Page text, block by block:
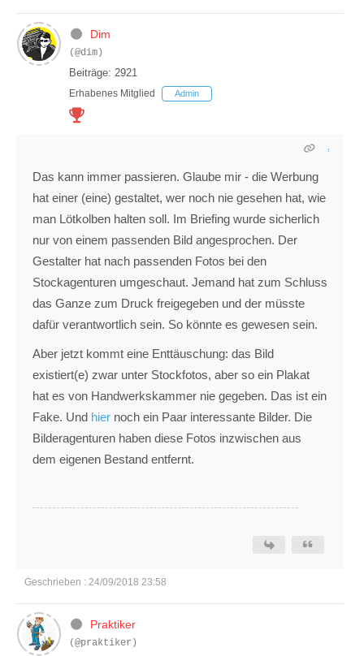
Dim
(@dim)
Beiträge: 2921
Erhabenes Mitglied Admin
Das kann immer passieren. Glaube mir - die Werbung
hat einer (eine) gestaltet, wer noch nie gesehen hat, wie
man Lötkolben halten soll. Im Briefing wurde sicherlich
nur von einem passenden Bild angesprochen. Der
Gestalter hat nach passenden Fotos bei den
Stockagenturen umgeschaut. Jemand hat zum Schluss
das Ganze zum Druck freigegeben und der müsste
dafür verantwortlich sein. So könnte es gewesen sein.
Aber jetzt kommt eine Enttäuschung: das Bild
existiert(e) zwar unter Stockfotos, aber so ein Plakat
hat es von Handwerkskammer nie gegeben. Das ist ein
Fake. Und hier noch ein Paar interessante Bilder. Die
Bilderagenturen haben diese Fotos inzwischen aus
dem eigenen Bestand entfernt.
Geschrieben : 24/09/2018 23:58
Praktiker
(@praktiker)